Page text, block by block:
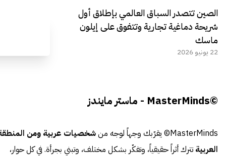
الصين تتصدر السباق العالمي بإطلاق أول
شريحة دماغية تجارية وتتفوق على إيلون
ماسك
22 يونيو 2026
©MasterMinds - ماستر مايندز
MasterMinds© يقرّبك وجهاً لوجه من
شخصيات عربية ومن
العربية تترك أثراً حقيقياً، وتفكّر بشكل مختلف، وتبني بجرأة. في كل حوار،